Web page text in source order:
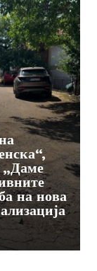
на нова